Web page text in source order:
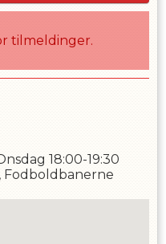
tilmeldinger.
18:00-19:30